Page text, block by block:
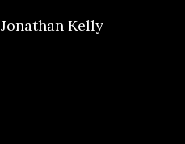
Jonathan Kelly